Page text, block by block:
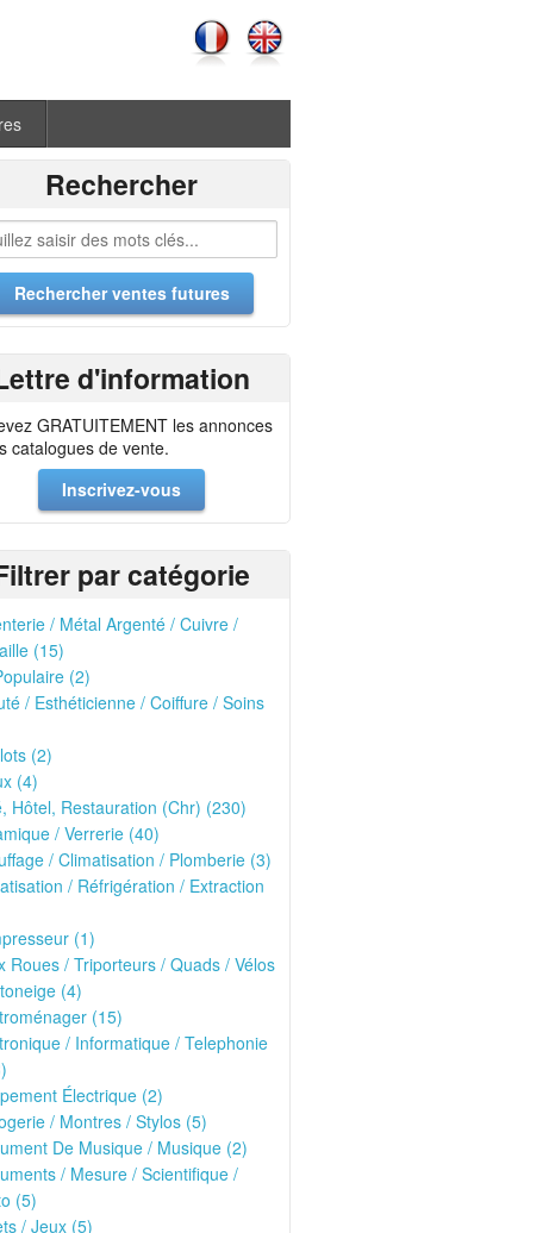
Rechercher
d'information
GRATUITEMENT les annonces
catalogues de vente.
Inscrivez-vous
par catégorie
/ Métal Argenté / Cuivre /
(15)
(2)
/ Esthéticienne / Coiffure / Soins
(2)
(4)
Hôtel, Restauration (Chr) (230)
/ Verrerie (40)
/ Climatisation / Plomberie (3)
/ Réfrigération / Extraction
(1)
Roues / Triporteurs / Quads / Vélos
(4)
(15)
/ Informatique / Telephonie
Électrique (2)
/ Montres / Stylos (5)
De Musique / Musique (2)
/ Mesure / Scientifique /
(5)
/ Jeux (5)